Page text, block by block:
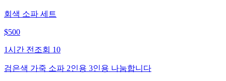
회색 소파 세트
$500
1시간 전 조회 10
검은색 가죽 소파 2인용 3인용 나눔합니다